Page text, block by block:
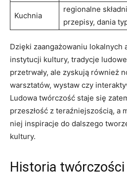
Kuchnia
regionalne
przepisy, dania
Dzięki zaangażowaniu
instytucji kultury, tradycje
przetrwały, ale zyskują również
warsztatów, wystaw czy
Ludowa twórczość staje się
przeszłość z teraźniejszością, a
niej inspiracje do dalszego
kultury.
Historia